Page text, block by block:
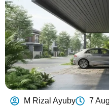
M Rizal Ayuby 7